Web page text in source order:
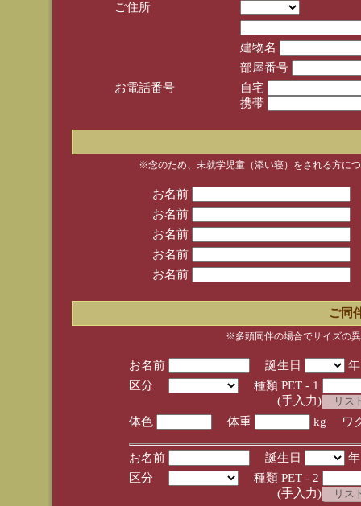
ご住所
建物名
部屋番号
お電話番号
自宅
携帯
※念のため、未就学児童（添い寝）をされる方に
お名前
お名前
お名前
お名前
お名前
ご同
※多頭同伴の場合でサイズの
お名前 誕生日
区分
種類 PET - 1
(手入力)
体色
体重 kg ワ
お名前 誕生日
区分
種類 PET - 2
(手入力)